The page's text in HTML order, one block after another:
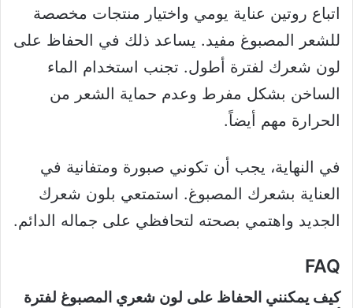
اتباع روتين عناية يومي واختيار منتجات مخصصة
للشعر المصبوغ مفيد. يساعد ذلك في الحفاظ على
لون شعرك لفترة أطول. تجنب استخدام الماء
الساخن بشكل مفرط وعدم حماية الشعر من
الحرارة مهم أيضاً.
في النهاية، يجب أن تكوني صبورة ومتفانية في
العناية بشعرك المصبوغ. استمتعي بلون شعرك
الجديد واهتمي بصحته لتحافظي على جماله الدائم.
FAQ
كيف يمكنني الحفاظ على لون شعري المصبوغ لفترة